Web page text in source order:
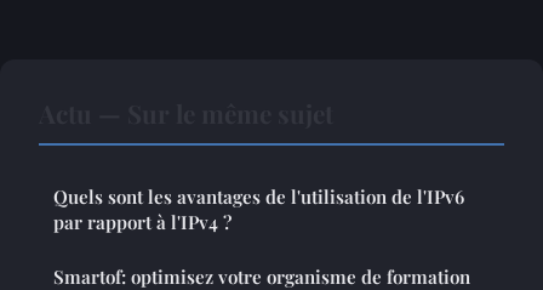
Quels sont les avantages de l'utilisation de l'IPv6
par rapport à l'IPv4 ?
Smartof: optimisez votre organisme de formation